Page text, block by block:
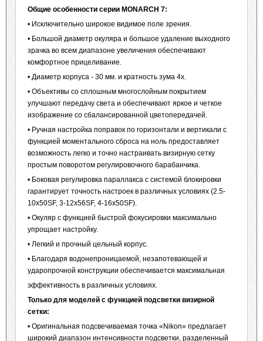
Общие особенности серии MONARCH 7:
• Исключительно широкое видимое поле зрения.
• Большой диаметр окуляра и большое удаление выходного
зрачка во всем диапазоне увеличения обеспечивают
комфортное прицеливание.
• Диаметр корпуса - 30 мм. и кратность зума 4x.
• Объективы со сплошным многослойным покрытием
улучшают передачу света и обеспечивают яркое и четкое
изображение со сбалансированной цветопередачей.
• Ручная настройка поправок по горизонтали и вертикали с
функцией моментального сброса на ноль предоставляет
возможность легко и точно настраивать визирную сетку
простым поворотом регулировочного барабанчика.
• Боковая регулировка параллакса с системой блокировки
гарантирует точность настроек в различных условиях (2.5-
10x50SF, 3-12x56SF, 4-16x50SF).
• Окуляр с функцией быстрой фокусировки максимально
упрощает настройку.
• Легкий и прочный цельный корпус.
• Благодаря водонепроницаемой, незапотевающей и
ударопрочной конструкции обеспечивается максимальная
эффективность в различных условиях.
Только для моделей с функцией подсветки визирной
сетки:
• Оригинальная подсвечиваемая точка «Nikon» предлагает
широкий диапазон интенсивности подсветки, разделенный